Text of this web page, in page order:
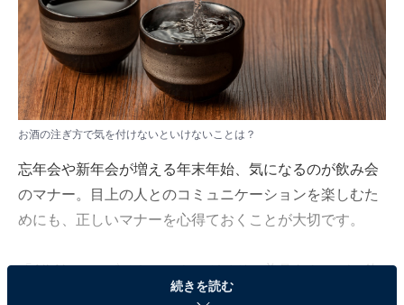
お酒の注ぎ方で気を付けないといけないことは？
忘年会や新年会が増える年末年始、気になるのが飲み会
のマナー。目上の人とのコミュニケーションを楽しむた
めにも、正しいマナーを心得ておくことが大切です。
「All About」ビジネスマナーガイドの美月あきこが、飲
み会におけるお酒の正しい注ぎ方を解説します。
続きを読む